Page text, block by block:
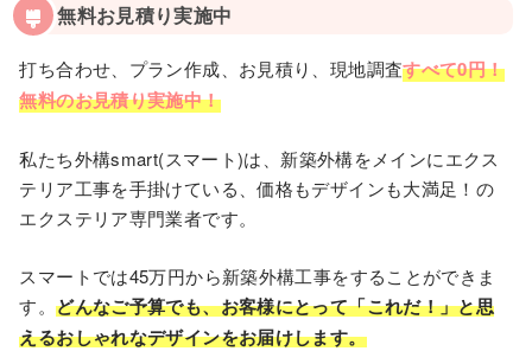
無料お見積り実施中
打ち合わせ、プラン作成、お見積り、現地調査すべて0円！
無料のお見積り実施中！
私たち外構smart(スマート)は、新築外構をメインにエクス
テリア工事を手掛けている、価格もデザインも大満足！の
エクステリア専門業者です。
スマートでは45万円から新築外構⼯事をすることができま
す。どんなご予算でも、お客様にとって「これだ！」と思
えるおしゃれなデザインをお届けします。